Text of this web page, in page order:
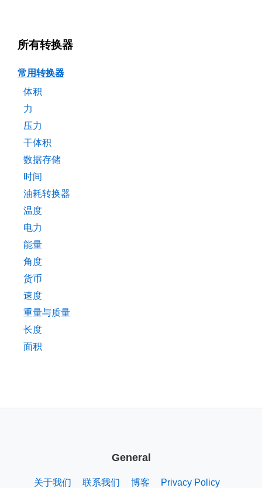
所有转换器
常用转换器
体积
力
压力
干体积
数据存储
时间
油耗转换器
温度
电力
能量
角度
货币
速度
重量与质量
长度
面积
General
关于我们 联系我们 博客 Privacy Policy